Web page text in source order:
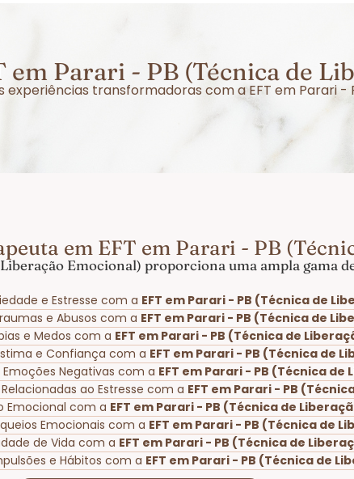
em Parari - PB (Técnica de
experiências transformadoras com a EFT em Parari
em EFT em Parari - PB
Emocional) proporciona uma ampla gama
e Estresse com a EFT em Parari - PB (Técnica de
e Abusos com a EFT em Parari - PB (Técnica de
e Medos com a EFT em Parari - PB (Técnica de
e Confiança com a EFT em Parari - PB (Técnica de
Negativas com a EFT em Parari - PB (Técnica
ao Estresse com a EFT em Parari - PB
Emocional com a EFT em Parari - PB (Técnica de
Emocionais com a EFT em Parari - PB (Técnica de
de Vida com a EFT em Parari - PB (Técnica de
e Hábitos com a EFT em Parari - PB (Técnica de